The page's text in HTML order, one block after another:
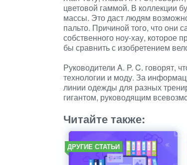
цветовой гаммой. В коллекции
массы. Это даст людям
пальто. Причиной того, что они
собственного ноу-хау, которое
бы сравнить с изобретением
Руководители A. P. C. говорят,
технологии и моду. За
линии одежды для разных
гигантом, руководящим
Читайте также:
ДРУГИЕ СТАТЬИ